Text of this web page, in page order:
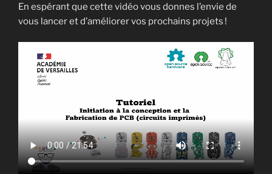
En espérant que cette vidéo vous donnes l’envie de
vous lancer et d’améliorer vos prochains projets !